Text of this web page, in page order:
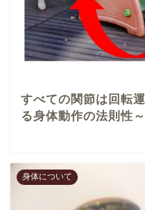
すべての関節は回転
る身体動作の法則性
身体について